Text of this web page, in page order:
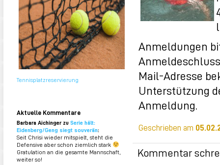
Tennisplatzreservierung
Aktuelle Kommentare
Barbara Aichinger zu Serie hält:
Eidenberg/Geng siegt souverän:
Seit Chrisi wieder mitspielt, steht die
Defensive aber schon ziemlich stark
Gratulation an die gesamte Mannschaft,
weiter so!
Anmeldungen
Mail-Adresse
Unterstützung
Anmeldung.
Geschrieben am
Kommentar